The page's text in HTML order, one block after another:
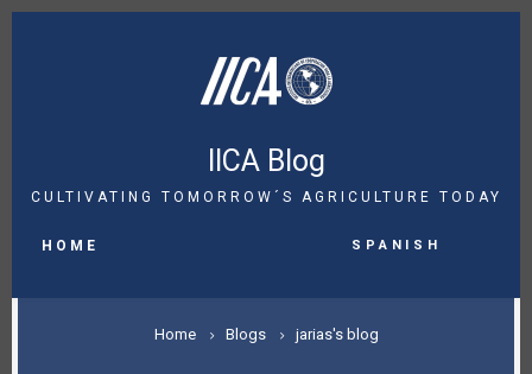
Skip
IICA Blog
CULTIVATING TOMORROW´S AGRICULTURE TODAY
NAVIGATION
HOME Spanish
BREADCRUMB
Home Blogs jarias's blog